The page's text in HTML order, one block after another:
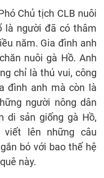
Chủ tịch CLB nuôi
là người đã có thâm
năm. Gia đình anh
nuôi gà Hồ. Anh
chỉ là thú vui, công
đình anh mà còn là
người nông dân
di sản giống gà Hồ,
lên những câu
bó với bao thế hệ
này.